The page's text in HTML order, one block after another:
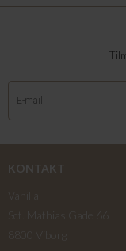
KONTAKT